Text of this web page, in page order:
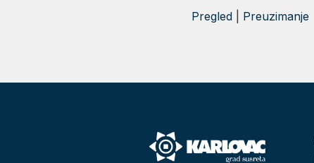
Pregled
Preuzimanje